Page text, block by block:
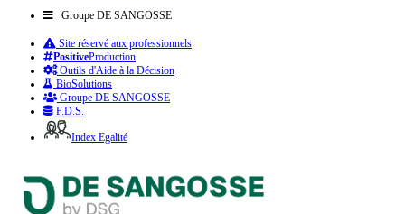
Groupe DE SANGOSSE
Site réservé aux professionnels
PositiveProduction
Outils d'Aide à la Décision
BioSolutions
Groupe DE SANGOSSE
F.D.S.
Index Egalité